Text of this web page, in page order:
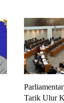
Tarik Ulur